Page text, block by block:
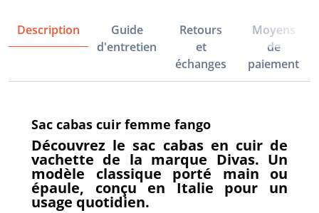
Description
Guide
d'entretien
Retours
et
échanges
Moyens
de
paiement
Sac cabas cuir femme fango
Découvrez le sac cabas en cuir de
vachette de la marque Divas. Un
modèle classique porté main ou
épaule, conçu en Italie pour un
usage quotidien.